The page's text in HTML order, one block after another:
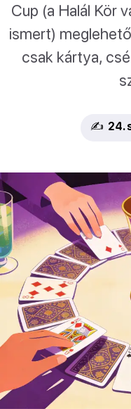
Cup (a Halál Kör
ismert)
csak kártya,
✍️ 24.